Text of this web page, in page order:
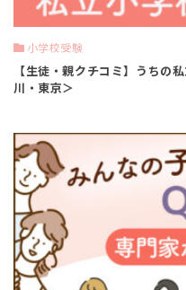
小学校受験
【生徒・親クチコミ】うちの
川・東京＞